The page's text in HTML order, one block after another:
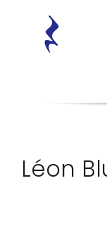
contenu
Histoires de
Histoire de
Léon